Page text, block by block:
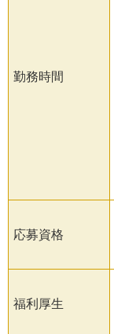
勤務時間
応募資格
福利厚生